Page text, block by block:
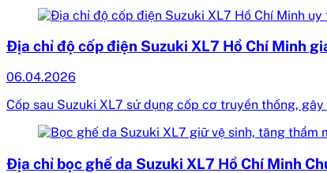
Địa chỉ độ cốp điện Suzuki XL7 Hồ Chí Minh
06.04.2026
Cốp sau Suzuki XL7 sử dụng cốp cơ truyền thống,
Địa chỉ bọc ghế da Suzuki XL7 Hồ Chí Minh